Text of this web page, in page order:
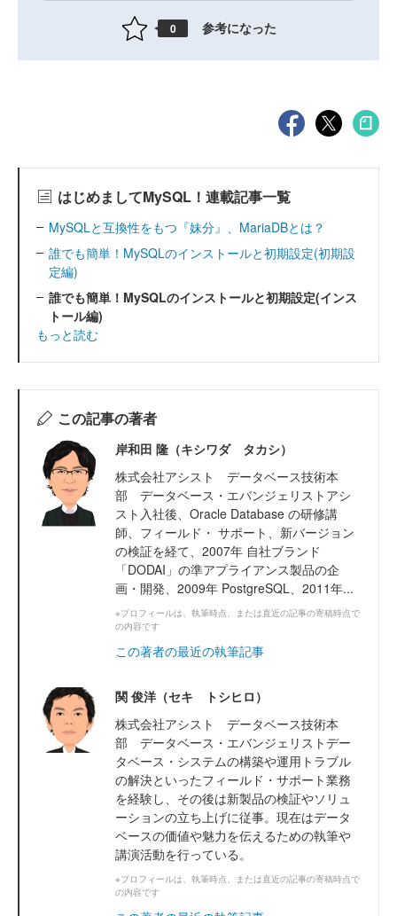
0 参考になった
はじめましてMySQL！連載記事一覧
MySQLと互換性をもつ『妹分』、MariaDBとは？
誰でも簡単！MySQLのインストールと初期設定(初期設
定編)
誰でも簡単！MySQLのインストールと初期設定(インス
トール編)
もっと読む
この記事の著者
岸和田 隆（キシワダ タカシ）
株式会社アシスト データベース技術本
部 データベース・エバンジェリストアシ
スト入社後、Oracle Database の研修講
師、フィールド・ サポート、新バージョン
の検証を経て、2007年 自社ブランド
「DODAI」の準アプライアンス製品の企
画・開発、2009年 PostgreSQL、2011年...
※プロフィールは、執筆時点、または直近の記事の寄稿時点で
の内容です
この著者の最近の執筆記事
関 俊洋（セキ トシヒロ）
株式会社アシスト データベース技術本
部 データベース・エバンジェリストデー
タベース・システムの構築や運用トラブル
の解決といったフィールド・サポート業務
を経験し、その後は新製品の検証やソリュ
ーションの立ち上げに従事。現在はデータ
ベースの価値や魅力を伝えるための執筆や
講演活動を行っている。
※プロフィールは、執筆時点、または直近の記事の寄稿時点で
の内容です